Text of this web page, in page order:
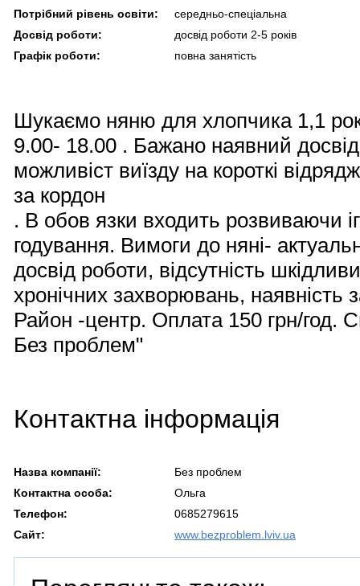
Потрібний рівень освіти:
середньо-спеціальна
Досвід роботи:
досвід роботи 2-5 років
Графік роботи:
повна занятість
Шукаємо няню для хлопчика 1,1
9.00- 18.00 . Бажано наявний
можливіст виїзду на короткі
за кордон
. В обов язки входить розвиваючи
годування. Вимоги до няні-
досвід роботи, відсутність
хронічних захворювань, наявність
Район -центр. Оплата 150 грн/год.
Без проблем"
Контактна інформація
Назва компанії:
Без проблем
Контактна особа:
Ольга
Телефон:
0685279615
Сайт:
www.bezproblem.lviv.ua